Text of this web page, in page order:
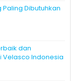
Paling Dibutuhkan
dan
Velasco Indonesia